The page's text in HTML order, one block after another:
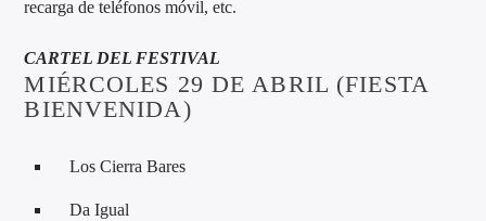
recarga de teléfonos móvil, etc.
CARTEL DEL FESTIVAL
MIÉRCOLES 29 DE ABRIL (FIESTA
BIENVENIDA)
Los Cierra Bares
Da Igual